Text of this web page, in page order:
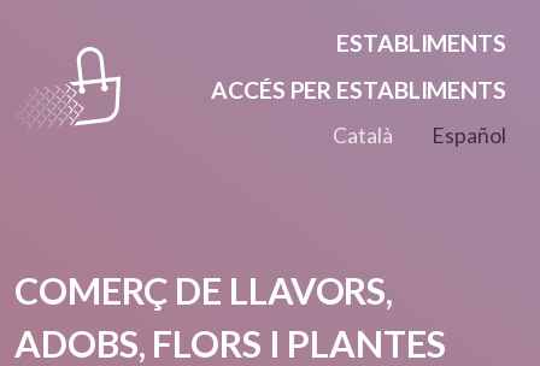
ESTABLIMENTS
ACCÉS PER ESTABLIMENTS
Català Español
COMERÇ DE LLAVORS,
ADOBS, FLORS I PLANTES